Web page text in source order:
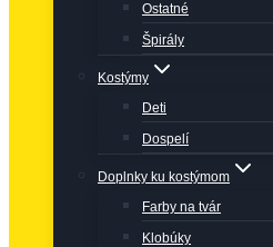
Ostatné
Špirály
Kostýmy
Deti
Dospelí
Doplnky ku kostýmom
Farby na tvár
Klobúky